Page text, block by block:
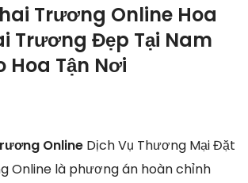
Trương Online Hoa
Trương Đẹp Tại Nam
Hoa Tận Nơi
Online Dịch Vụ Thương Mại Đặt
Online là phương án hoàn chỉnh